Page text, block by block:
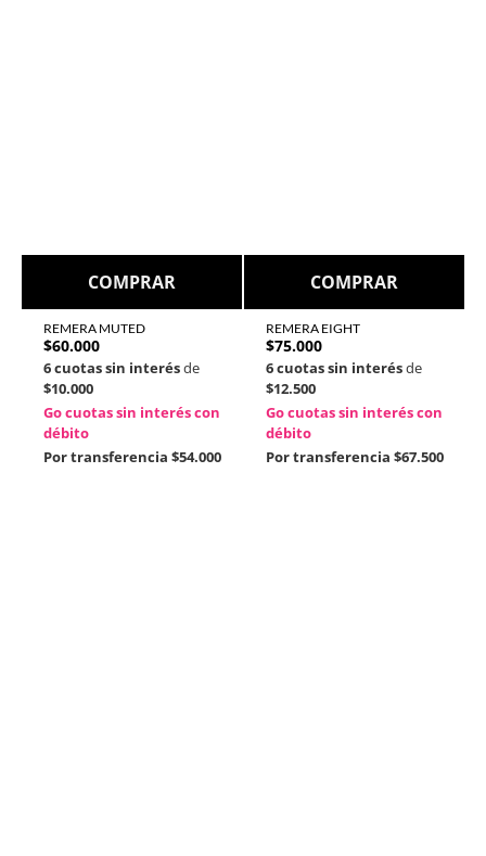
COMPRAR
REMERA MUTED
$60.000
6 cuotas sin interésde
$10.000
Go cuotas sin interés con
débito
Por transferencia $54.000
COMPRAR
REMERA EIGHT
$75.000
6 cuotas sin interésde
$12.500
Go cuotas sin interés con
débito
Por transferencia $67.500